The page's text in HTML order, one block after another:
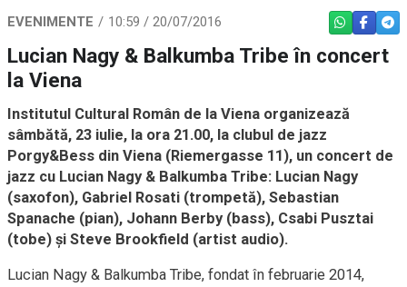
EVENIMENTE 10:59 / 20/07/2016 WHATSAPP
Lucian Nagy & Balkumba Tribe în concert
la Viena
Institutul Cultural Român de la Viena organizează
sâmbătă, 23 iulie, la ora 21.00, la clubul de jazz
Porgy&Bess din Viena (Riemergasse 11), un concert de
jazz cu Lucian Nagy & Balkumba Tribe: Lucian Nagy
(saxofon), Gabriel Rosati (trompetă), Sebastian
Spanache (pian), Johann Berby (bass), Csabi Pusztai
(tobe) şi Steve Brookfield (artist audio).
Lucian Nagy & Balkumba Tribe, fondat în februarie 2014,